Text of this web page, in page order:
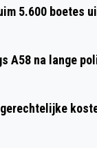
5.600 boetes
A58 na lange